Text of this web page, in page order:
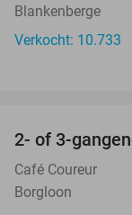
Blankenberge
Verkocht: 10.733
2- of 3-
Café Coureur
Borgloon